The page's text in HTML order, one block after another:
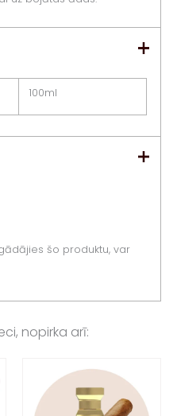
100ml
šo produktu, var
nopirka arī: